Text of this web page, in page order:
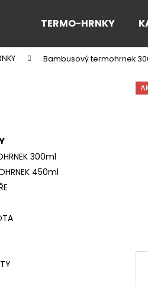
TERMO-HRNKY
Bambusový termohrnek
300ml
450ml
450ML